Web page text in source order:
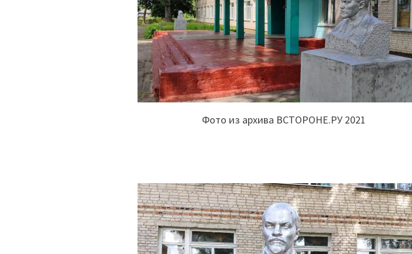
Фото из архива ВСТОРОНЕ.РУ 2021